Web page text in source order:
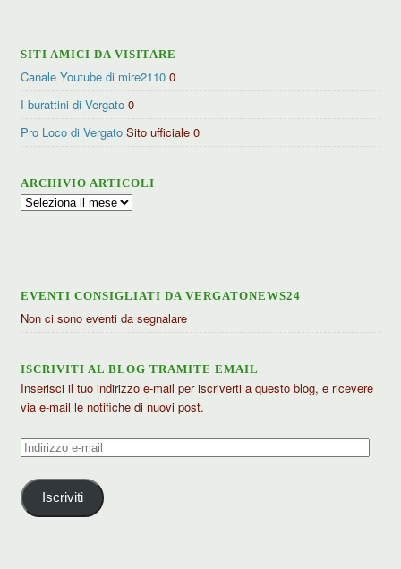
SITI AMICI DA VISITARE
Canale Youtube di mire2110 0
I burattini di Vergato 0
Pro Loco di Vergato Sito ufficiale 0
ARCHIVIO ARTICOLI
Archivio
EVENTI CONSIGLIATI DA VERGATONEWS24
Non ci sono eventi da segnalare
ISCRIVITI AL BLOG TRAMITE EMAIL
Inserisci il tuo indirizzo e-mail per iscriverti a questo blog, e ricevere
via e-mail le notifiche di nuovi post.
Indirizzo
mail
Iscriviti